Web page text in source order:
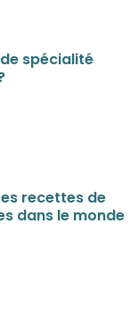
spécialité
recettes de
dans le monde